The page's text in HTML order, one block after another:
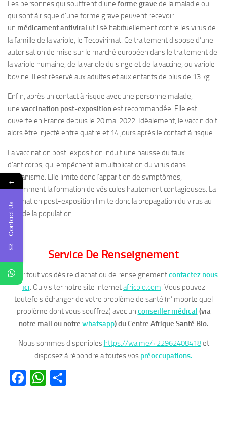
Les personnes qui souffrent d’une forme grave de la maladie ou
qui sont à risque d’une forme grave peuvent recevoir
un médicament antiviral utilisé habituellement contre les virus de
la famille de la variole, le Tecovirimat. Ce traitement dispose d’une
autorisation de mise sur le marché européen dans le traitement de
la variole humaine, de la variole du singe et de la vaccine, ou variole
bovine. Il est réservé aux adultes et aux enfants de plus de 13 kg.
Enfin, après un contact à risque avec une personne malade,
une vaccination post-expositionest recommandée. Elle est
ouverte en France depuis le 20 mai 2022. Idéalement, le vaccin doit
alors être injecté entre quatre et 14 jours après le contact à risque.
La vaccination post-exposition induit une hausse du taux
d’anticorps, qui empêchent la multiplication du virus dans
l’organisme. Elle limite donc l’apparition de symptômes,
notamment la formation de vésicules hautement contagieuses. La
vaccination post-exposition limite donc la propagation du virus au
sein de la population.
Service De Renseignement
Pour tout vos désire d’achat ou de renseignementcontactez nous
ici. Ou visiter notre site internetafricbio.com. Vous pouvez
toutefois échanger de votre problème de santé (n’importe quel
problème dont vous souffrez) avec un conseiller médical (via
notre mail ou notre whatsapp)du Centre Afrique Santé Bio.
Nous sommes disponibles https://wa.me/+22962408418et
disposez à répondre a toutes vos préoccupations.
Facebook
WhatsApp
←
Contact Us